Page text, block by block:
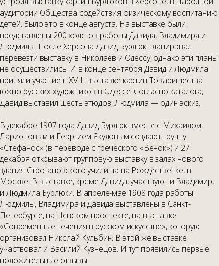
аудитории Общества содействия физическому воспитанию
детей. Было это в конце августа. На выставке были
представлены 200 холстов работы Давида, Владимира и
Людмилы. После Херсона Давид Бурлюк планировал
перевезти выставку в Николаев и Одессу, однако эти планы
не осуществились. И в конце сентября Давид и Людмила
приняли участие в XVIII выставке картин Товарищества
южно-русских художников в Одессе. Согласно каталога,
Давид выставил шесть этюдов, Людмила — один эскиз.
В декабре 1907 года Давид Бурлюк вместе с Михаилом
Ларионовым и Георгием Якуловым создают группу
«Стефанос» (в переводе с греческого «Венок») и 27
декабря открывают групповую выставку в залах нового
здания Строгановского училища на Рождественке, в
Москве. В выставке, кроме Давида, участвуют и Владимир,
и Людмила Бурлюки. В апреле-мае 1908 года работы
Людмилы, Владимира и Давида выставлены в Санкт-
Петербурге, на Невском проспекте, на выставке
«Современные течения в русском искусстве», которую
организовал Николай Кульбин. В этой же выставке
участвовал и Василий Кузнецов. И тут появились первые
положительные отзывы.